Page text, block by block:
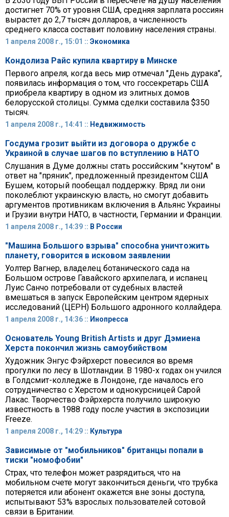
достигнет 70% от уровня США, средняя зарплата россиян
вырастет до 2,7 тысяч долларов, а численность
среднего класса составит половину населения страны.
1 апреля 2008 г., 15:01 :: Экономика
Кондолиза Райс купила квартиру в Минске
Первого апреля, когда весь мир отмечал "День дурака",
появилась информация о том, что госсекретарь США
приобрела квартиру в одном из элитных домов
белорусской столицы. Сумма сделки составила $350
тысяч.
1 апреля 2008 г., 14:41 :: Недвижимость
Госдума грозит выйти из договора о дружбе с
Украиной в случае шагов по вступлению в НАТО
Слушания в Думе должны стать российским "кнутом" в
ответ на "пряник", предложенный президентом США
Бушем, который пообещал поддержку. Вряд ли они
поколеблют украинскую власть, но смогут добавить
аргументов противникам включения в Альянс Украины
и Грузии внутри НАТО, в частности, Германии и Франции.
1 апреля 2008 г., 14:39 :: В России
"Машина Большого взрыва" способна уничтожить
планету, говорится в исковом заявлении
Уолтер Вагнер, владелец ботанического сада на
Большом острове Гавайского архипелага, и испанец
Луис Санчо потребовали от судебных властей
вмешаться в запуск Европейским центром ядерных
исследований (ЦЕРН) Большого адронного коллайдера.
1 апреля 2008 г., 14:36 :: Инопресса
Основатель Young British Artists и друг Дэмиена
Херста покончил жизнь самоубийством
Художник Энгус Фэйрхерст повесился во время
прогулки по лесу в Шотландии. В 1980-х годах он учился
в Голдсмит-колледже в Лондоне, где началось его
сотрудничество с Херстом и однокурсницей Сарой
Лакас. Творчество Фэйрхерста получило широкую
известность в 1988 году после участия в экспозиции
Freeze.
1 апреля 2008 г., 14:29 :: Культура
Зависимые от "мобильников" британцы попали в
тиски "номофобии"
Страх, что телефон может разрядиться, что на
мобильном счете могут закончиться деньги, что трубка
потеряется или абонент окажется вне зоны доступа,
испытывают 53% взрослых пользователей сотовой
связи в Британии.